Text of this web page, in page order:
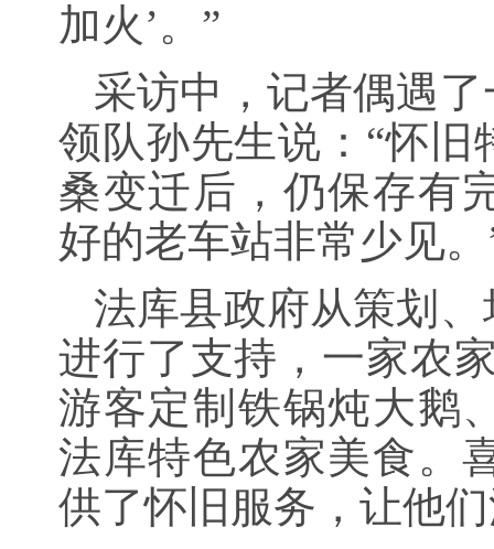
加火’。”
采访中，记者偶遇
领队孙先生说：“怀
桑变迁后，仍保存有
好的老车站非常少见。
法库县政府从策划
进行了支持，一家农
游客定制铁锅炖大鹅
法库特色农家美食。
供了怀旧服务，让他